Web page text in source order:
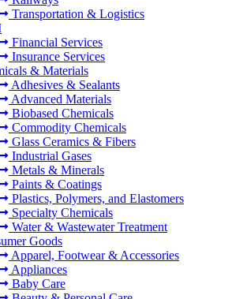
Transportation & Logistics
Financial Services
Insurance Services
& Materials
Adhesives & Sealants
Advanced Materials
Biobased Chemicals
Commodity Chemicals
Glass Ceramics & Fibers
Industrial Gases
Metals & Minerals
Paints & Coatings
Plastics, Polymers, and Elastomers
Specialty Chemicals
Water & Wastewater Treatment
Goods
Apparel, Footwear & Accessories
Appliances
Baby Care